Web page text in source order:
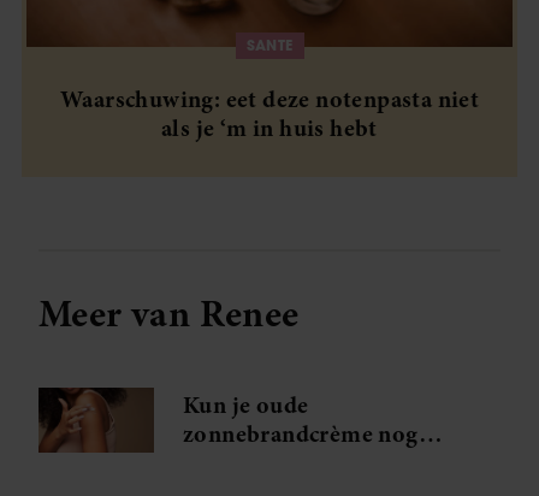
SANTE
Waarschuwing: eet deze notenpasta niet
als je ‘m in huis hebt
Meer van Renee
Kun je oude
zonnebrandcrème nog